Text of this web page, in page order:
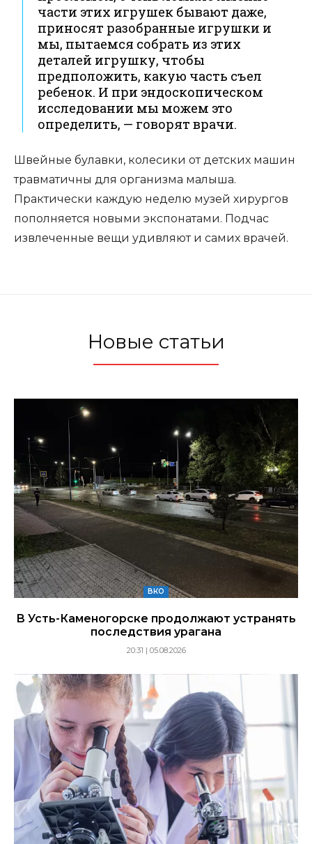
части этих игрушек бывают даже,
приносят разобранные игрушки и
мы, пытаемся собрать из этих
деталей игрушку, чтобы
предположить, какую часть съел
ребенок. И при эндоскопическом
исследовании мы можем это
определить, — говорят врачи.
Швейные булавки, колесики от детских машин
травматичны для организма малыша.
Практически каждую неделю музей хирургов
пополняется новыми экспонатами. Подчас
извлеченные вещи удивляют и самих врачей.
Новые статьи
ВКО
В Усть-Каменогорске продолжают устранять
последствия урагана
20:31 | 05.08.2026